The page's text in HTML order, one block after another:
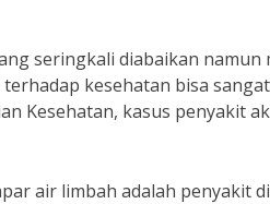
seringkali diabaikan namun
kesehatan bisa
Kesehatan, kasus penyakit
air limbah adalah penyakit